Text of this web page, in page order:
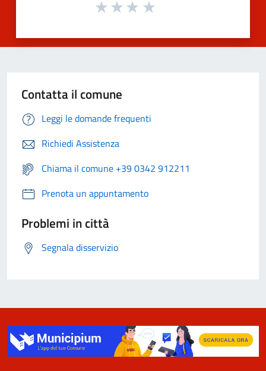
Contatta il comune
Leggi le domande frequenti
Richiedi Assistenza
Chiama il comune +39 0342 912211
Prenota un appuntamento
Problemi in città
Segnala disservizio